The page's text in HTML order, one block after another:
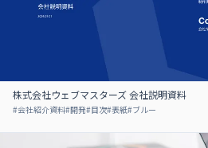
株式会社ウェブマスターズ 会社説明資料
#会社紹介資料#開発#目次#表紙#ブルー